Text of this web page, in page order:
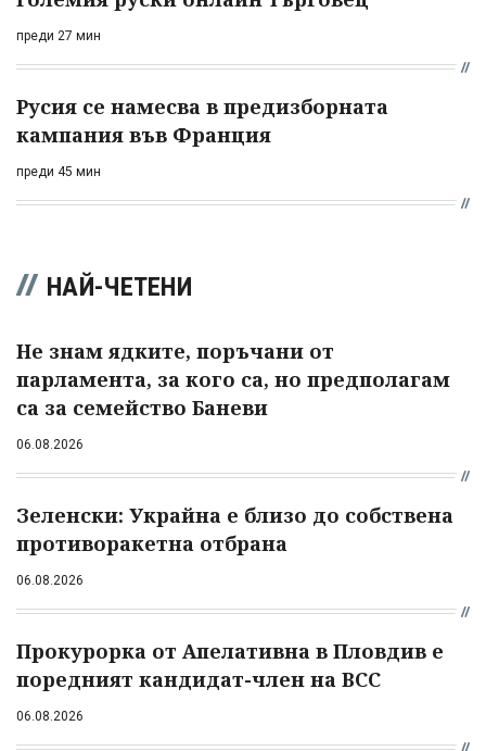
преди 27 мин
Русия се намесва в предизборната
кампания във Франция
преди 45 мин
НАЙ-ЧЕТЕНИ
Не знам ядките, поръчани от
парламента, за кого са, но предполагам
са за семейство Баневи
06.08.2026
Зеленски: Украйна е близо до собствена
противоракетна отбрана
06.08.2026
Прокурорка от Апелативна в Пловдив е
поредният кандидат-член на ВСС
06.08.2026